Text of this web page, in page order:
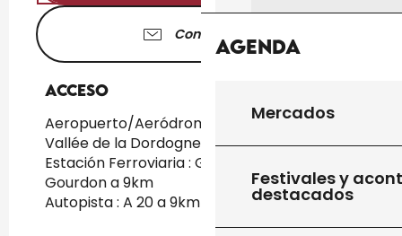
Agenda
Mercados
Festivales y
destacados
Contáctenos
Acceso
Acceso
Aeropuerto/Aeródromo : Aéroport Brive
Vallée de la Dordogne a 61km
Estación Ferroviaria : Gare SNCF de
Gourdon a 9km
Autopista : A 20 a 9km